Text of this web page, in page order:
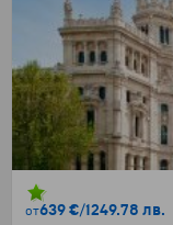
от639 €/1249.78 лв.